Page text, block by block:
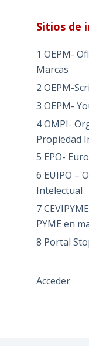
Sitios de
1 OEPM-
Marcas
2 OEPM-
3 OEPM-
4 OMPI-
Propiedad
5 EPO-
6 EUIPO –
Intelectual
7
PYME en
8 Portal
Acceder